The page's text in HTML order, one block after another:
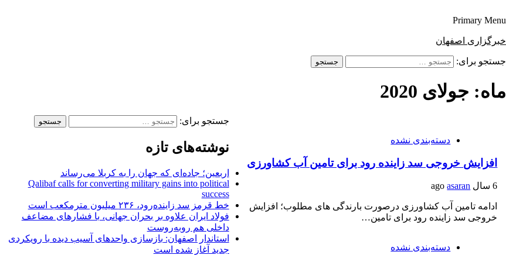
Primary Menu
خبرگزاری اصفهان
جستجو برای:
ماه: جولای 2020
دسته‌بندی نشده
افزایش خروجی سد زاینده رود برای تامین آب کشاورزی
6 سال ago asaran
ادامه تامین آب کشاورزی درصورت بارندگی های مطلوب؛ افزایش
خروجی سد زاینده رود برای تامین…
دسته‌بندی نشده
جستجو برای:
نوشته‌های تازه
اربعین؛ جاده‌ای که جهان را به کربلا می‌رساند
Qalibaf calls for converting military gains into political
success
خط قرمز سد زاینده‌رود، ۲۳۶ میلیون مترمکعب است
فولاد ایران علاوه بر بحران جهانی، با فشارهای مضاعف
داخلی هم روبه‌روست
استاندار اصفهان: بازسازی واحدهای آسیب دیده با رویکردی
جدید آغاز شده است